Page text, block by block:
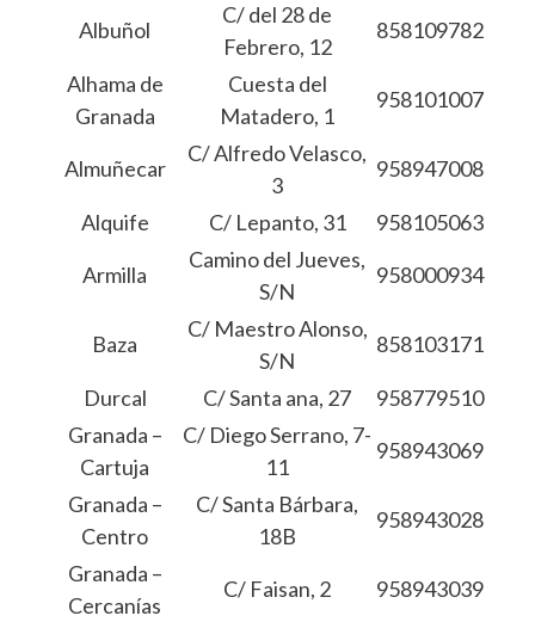
Albuñol
C/ del 28 de
Febrero, 12
858109782
Alhama de
Granada
Cuesta del
Matadero, 1
958101007
Almuñecar
C/ Alfredo Velasco,
3
958947008
Alquife C/ Lepanto, 31
958105063
Armilla
Camino del Jueves,
S/N
958000934
Baza
C/ Maestro Alonso,
S/N
858103171
Durcal C/ Santa ana, 27
958779510
Granada –
Cartuja
C/ Diego Serrano, 7-
11
958943069
Granada –
Centro
C/ Santa Bárbara,
18B
958943028
Granada –
Cercanías
C/ Faisan, 2 958943039